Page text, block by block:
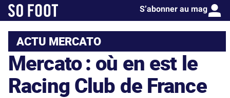
S’abonner au mag
ACTU MERCATO
Mercato : où en est le
Racing Club de France